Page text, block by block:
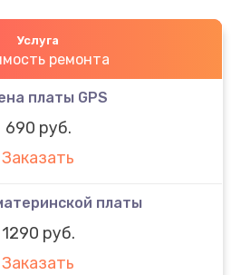
Услуга
ремонта
платы GPS
690 руб.
Заказать
платы
1290 руб.
Заказать